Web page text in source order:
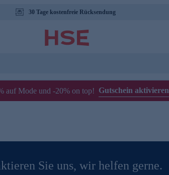
30 Tage kostenfreie Rücksendung
auf Mode und -20% on top! Gutschein aktivieren
Sie uns, wir helfen gerne.